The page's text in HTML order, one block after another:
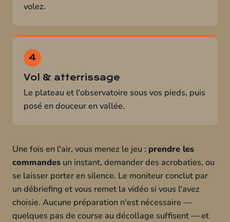
volez.
Vol & atterrissage
Le plateau et l'observatoire sous vos pieds, puis
posé en douceur en vallée.
Une fois en l'air, vous menez le jeu : prendre les
commandes un instant, demander des acrobaties, ou
se laisser porter en silence. Le moniteur conclut par
un débriefing et vous remet la vidéo si vous l'avez
choisie. Aucune préparation n'est nécessaire —
quelques pas de course au décollage suffisent — et